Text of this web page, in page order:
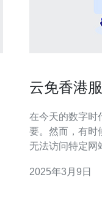
云免香港
在今天的数字时
要。然而，有时
无法访问特定网
务器是一种通过
2025年3月9日